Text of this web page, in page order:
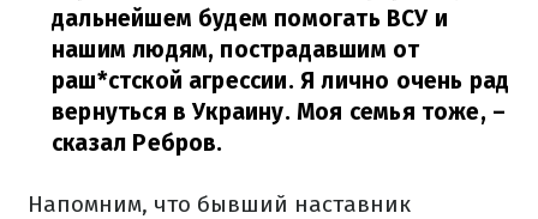
дальнейшем будем помогать ВСУ и
нашим людям, пострадавшим от
раш*стской агрессии. Я лично очень рад
вернуться в Украину. Моя семья тоже, –
сказал Ребров.
Напомним, что бывший наставник